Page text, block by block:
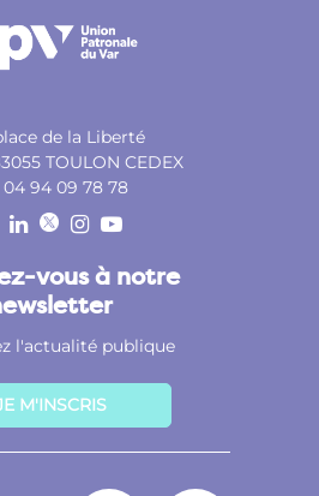
de la Liberté
TOULON CEDEX
04 94 09 78 78
vous à notre
l'actualité publique
M'INSCRIS